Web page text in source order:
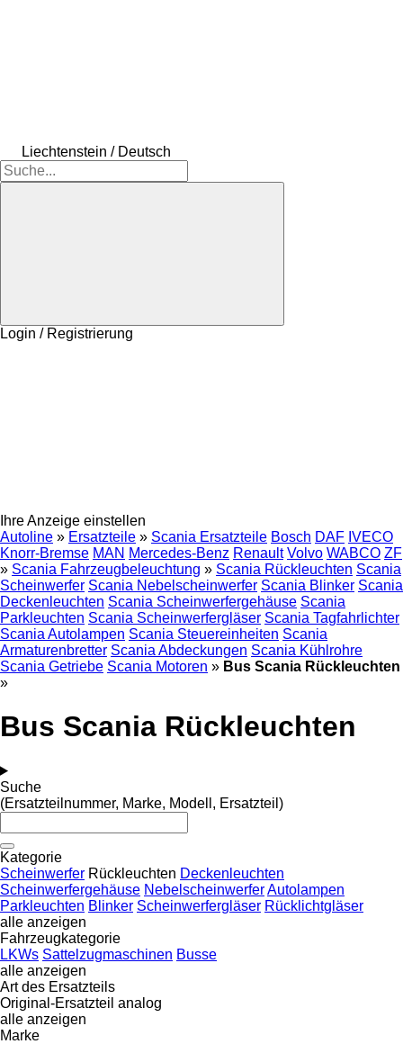
Liechtenstein / Deutsch
Login / Registrierung
Ihre Anzeige einstellen
Autoline » Ersatzteile » Scania Ersatzteile Bosch DAF IVECO
Knorr-Bremse MAN Mercedes-Benz Renault Volvo WABCO ZF
» Scania Fahrzeugbeleuchtung » Scania Rückleuchten Scania
Scheinwerfer Scania Nebelscheinwerfer Scania Blinker Scania
Deckenleuchten Scania Scheinwerfergehäuse Scania
Parkleuchten Scania Scheinwerfergläser Scania Tagfahrlichter
Scania Autolampen Scania Steuereinheiten Scania
Armaturenbretter Scania Abdeckungen Scania Kühlrohre
Scania Getriebe Scania Motoren » Bus Scania Rückleuchten
»
Bus Scania Rückleuchten
Suche
(Ersatzteilnummer, Marke, Modell, Ersatzteil)
Kategorie
Scheinwerfer Rückleuchten Deckenleuchten
Scheinwerfergehäuse NebelscheinwerferAutolampen
Parkleuchten Blinker Scheinwerfergläser Rücklichtgläser
alle anzeigen
Fahrzeugkategorie
LKWs Sattelzugmaschinen Busse
alle anzeigen
Art des Ersatzteils
Original-Ersatzteil analog
alle anzeigen
Marke